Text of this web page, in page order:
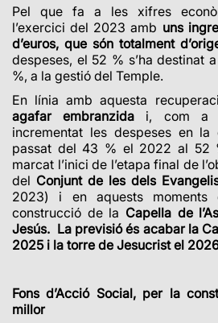
Pel que fa a les xifres
l’exercici del 2023 amb uns
d’euros, que són totalment
despeses, el 52 % s’ha destinat
%, a la gestió del Temple.
En línia amb aquesta
agafar embranzida i, com a
incrementat les despeses en la
passat del 43 % el 2022 al 52
marcat l’inici de l’etapa final de
del Conjunt de les dels
2023) i en aquests moments
construcció de la Capella de
Jesús. La previsió és acabar la
2025 i la torre de Jesucrist el
Fons d’Acció Social, per la
millor